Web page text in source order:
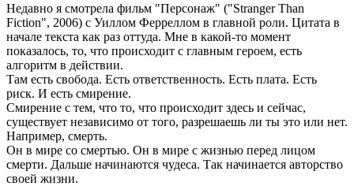
Недавно я смотрела фильм "Персонаж" ("Stranger Than
Fiction", 2006) с Уиллом Ферреллом в главной роли. Цитата в
начале текста как раз оттуда. Мне в какой-то момент
показалось, то, что происходит с главным героем, есть
алгоритм в действии.
Там есть свобода. Есть ответственность. Есть плата. Есть
риск. И есть смирение.
Смирение с тем, что то, что происходит здесь и сейчас,
существует независимо от того, разрешаешь ли ты это или нет.
Например, смерть.
Он в мире со смертью. Он в мире с жизнью перед лицом
смерти. Дальше начинаются чудеса. Так начинается авторство
своей жизни.